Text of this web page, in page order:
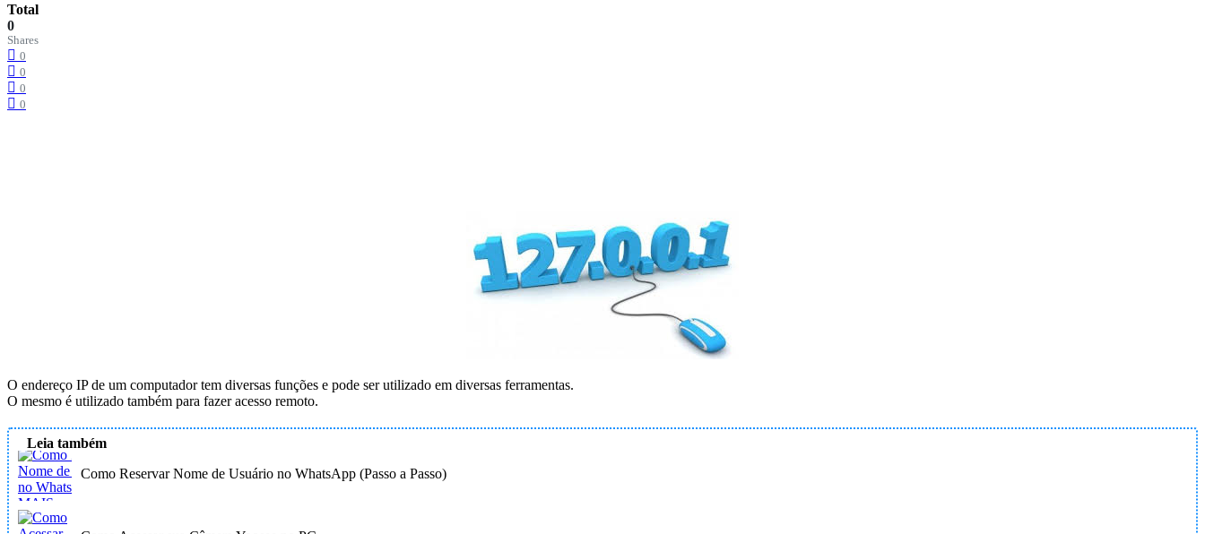
Total
0
Shares
0
0
0
0
O endereço IP de um computador tem diversas funções e pode ser utilizado em diversas ferramentas.
O mesmo é utilizado também para fazer acesso remoto.
Leia também
Como Reservar Nome de Usuário no WhatsApp (Passo a Passo)